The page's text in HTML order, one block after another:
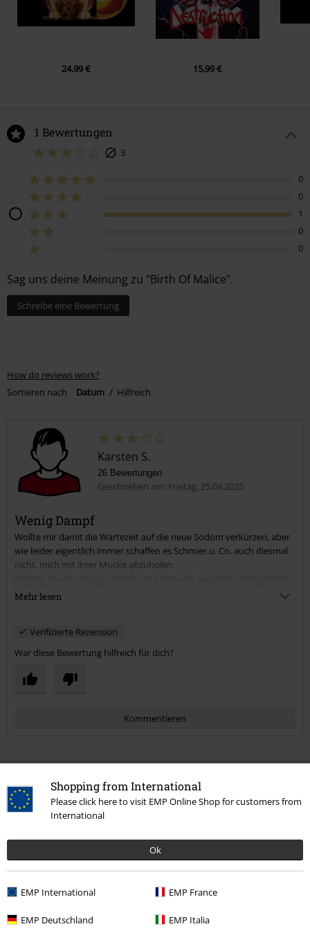
Shopping from International
Please click here to visit EMP Online Shop for customers from
International
Ok
EMP International EMP France
EMP Deutschland EMP Italia
Dealer Of Death
9. Evil Never Sleeps
24,99 € 15,99 €
1 Bewertungen
3
0
0
1
0
0
Sag uns deine Meinung zu "Birth Of Malice".
Schreibe eine Bewertung
How do reviews work?
Sortieren nach
Datum Hilfreich
Karsten S.
26 Bewertungen
Geschrieben am: Freitag, 25.04.2025
Wenig Dampf
Wollte mir damit die Wartezeit auf die neue Sodom verkürzen, aber
wie leider eigentlich immer schaffen es Schmier u. Co. auch diesmal
nicht, mich mit ihrer Mucke abzuholen.
Riffs und keine Wucht, kein Druck.
Mehr lesen
Verifizierte Rezension
War diese Bewertung hilfreich für dich?
Kommentieren
Kommentar jetzt abschicken!
Mehr Kategorien. Mehr Möglichkeiten.
Band Merch Top Bands
Band Merch Genre Thrash Metal
Sale % Medien CDs
Band Merch Medien